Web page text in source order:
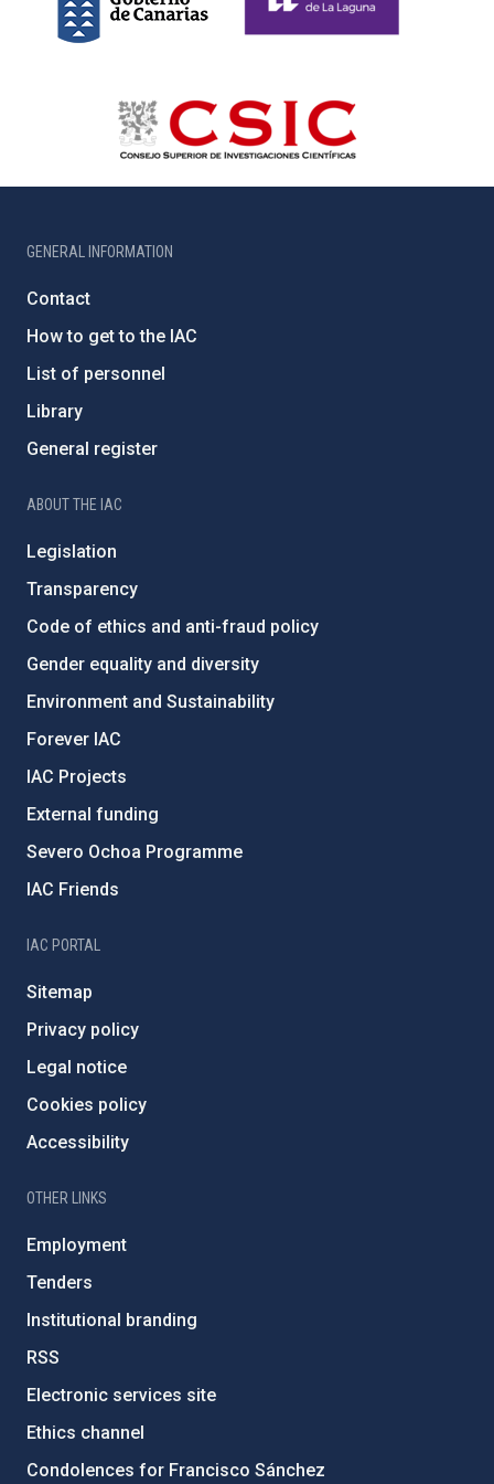
GENERAL INFORMATION
Contact
How to get to the IAC
List of personnel
Library
General register
ABOUT THE IAC
Legislation
Transparency
Code of ethics and anti-fraud policy
Gender equality and diversity
Environment and Sustainability
Forever IAC
IAC Projects
External funding
Severo Ochoa Programme
IAC Friends
IAC PORTAL
Sitemap
Privacy policy
Legal notice
Cookies policy
Accessibility
OTHER LINKS
Employment
Tenders
Institutional branding
RSS
Electronic services site
Ethics channel
Condolences for Francisco Sánchez